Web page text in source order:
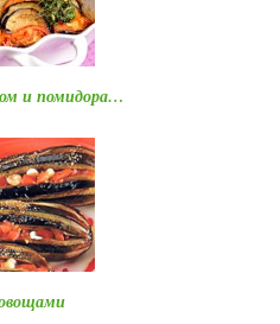
и помидора…